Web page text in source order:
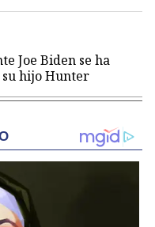
Joe Biden se ha
hijo Hunter